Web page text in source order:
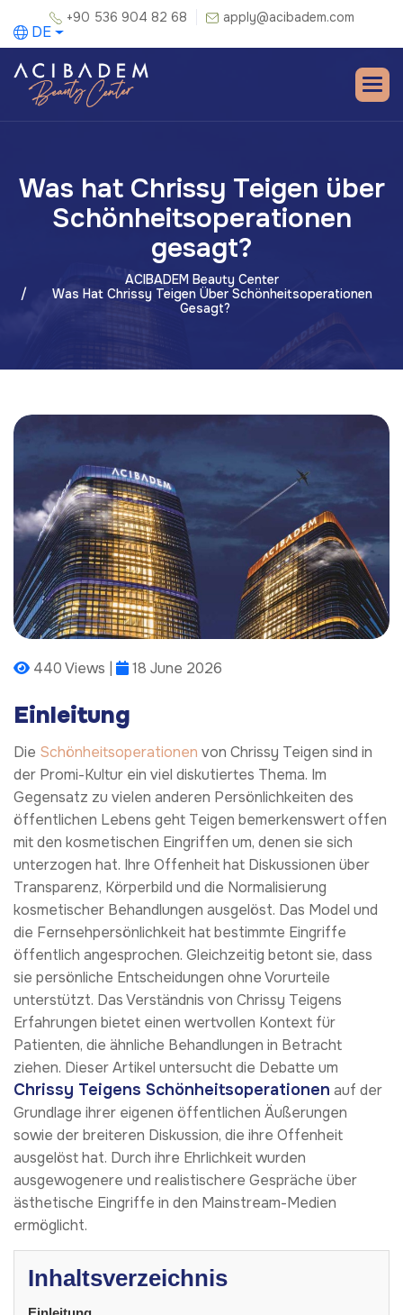
+90 536 904 82 68 apply@acibadem.com
DE
Was hat Chrissy Teigen über
Schönheitsoperationen
gesagt?
ACIBADEM Beauty Center
Was Hat Chrissy Teigen Über Schönheitsoperationen
Gesagt?
440 Views | 18 June 2026
Einleitung
Die Schönheitsoperationen von Chrissy Teigen sind in
der Promi-Kultur ein viel diskutiertes Thema. Im
Gegensatz zu vielen anderen Persönlichkeiten des
öffentlichen Lebens geht Teigen bemerkenswert offen
mit den kosmetischen Eingriffen um, denen sie sich
unterzogen hat. Ihre Offenheit hat Diskussionen über
Transparenz, Körperbild und die Normalisierung
kosmetischer Behandlungen ausgelöst. Das Model und
die Fernsehpersönlichkeit hat bestimmte Eingriffe
öffentlich angesprochen. Gleichzeitig betont sie, dass
sie persönliche Entscheidungen ohne Vorurteile
unterstützt. Das Verständnis von Chrissy Teigens
Erfahrungen bietet einen wertvollen Kontext für
Patienten, die ähnliche Behandlungen in Betracht
ziehen. Dieser Artikel untersucht die Debatte um
Chrissy Teigens Schönheitsoperationen auf der
Grundlage ihrer eigenen öffentlichen Äußerungen
sowie der breiteren Diskussion, die ihre Offenheit
ausgelöst hat. Durch ihre Ehrlichkeit wurden
ausgewogenere und realistischere Gespräche über
ästhetische Eingriffe in den Mainstream-Medien
ermöglicht.
Inhaltsverzeichnis